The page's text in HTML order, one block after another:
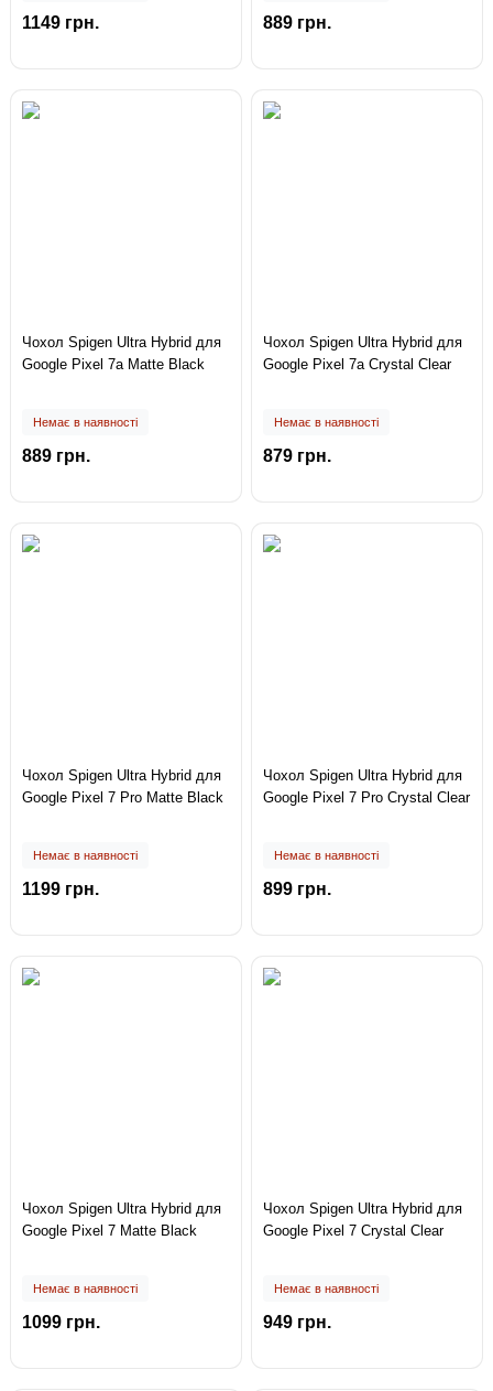
1149 грн. 889 грн.
Чохол Spigen Ultra Hybrid для
Google Pixel 7a Matte Black
Немає в наявності
889 грн.
Чохол Spigen Ultra Hybrid для
Google Pixel 7a Crystal Clear
Немає в наявності
879 грн.
Чохол Spigen Ultra Hybrid для
Google Pixel 7 Pro Matte Black
Немає в наявності
1199 грн.
Чохол Spigen Ultra Hybrid для
Google Pixel 7 Pro Crystal Clear
Немає в наявності
899 грн.
Чохол Spigen Ultra Hybrid для
Google Pixel 7 Matte Black
Немає в наявності
1099 грн.
Чохол Spigen Ultra Hybrid для
Google Pixel 7 Crystal Clear
Немає в наявності
949 грн.